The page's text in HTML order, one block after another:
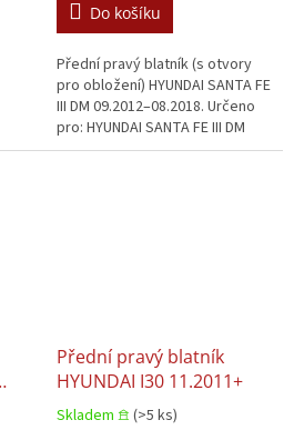
Do košíku
Přední pravý blatník (s otvory
pro obložení) HYUNDAI SANTA FE
III DM 09.2012–08.2018. Určeno
pro: HYUNDAI SANTA FE III DM
09.2012–08.2018.
Přední pravý blatník
HYUNDAI I30 11.2011+
Skladem 𖠿 (>5 ks)